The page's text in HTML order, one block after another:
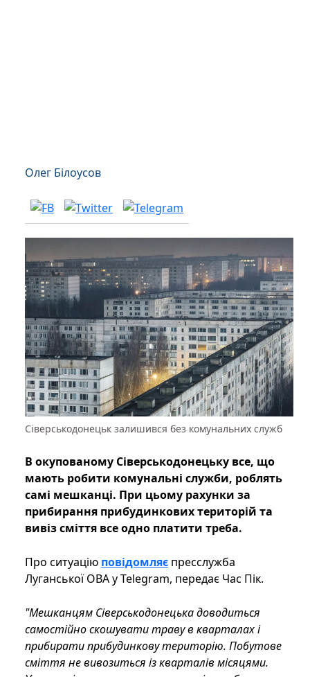
Олег Білоусов
Сіверськодонецьк залишився без комунальних служб
В окупованому Сіверськодонецьку все, що
мають робити комунальні служби, роблять
самі мешканці. При цьому рахунки за
прибирання прибудинкових територій та
вивіз сміття все одно платити треба.
Про ситуацію повідомляє пресслужба
Луганської ОВА у Telegram, передає Час Пік.
"Мешканцям Сіверськодонецька доводиться
самостійно скошувати траву в кварталах і
прибирати прибудинкову територію. Побутове
сміття не вивозиться із кварталів місяцями.